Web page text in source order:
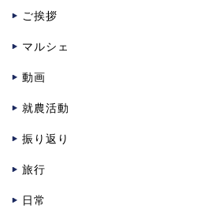
ご挨拶
マルシェ
動画
就農活動
振り返り
旅行
日常